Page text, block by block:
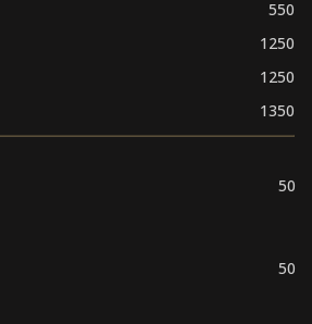
550
1250
1250
1350
50
50